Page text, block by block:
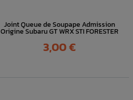
Joint Queue de Soupape Admission
Origine Subaru GT WRX STI FORESTER
Prix
3,00 €